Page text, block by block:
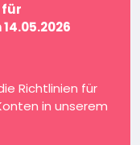
für
Richtlinien für
in unserem